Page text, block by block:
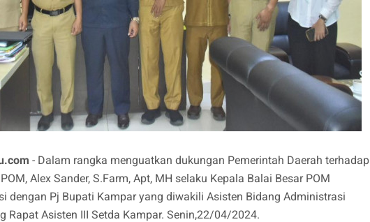
- Dalam rangka menguatkan dukungan Pemerintah Daerah terhadap
Alex Sander, S.Farm, Apt, MH selaku Kepala Balai Besar POM
dengan Pj Bupati Kampar yang diwakili Asisten Bidang Administrasi
Rapat Asisten III Setda Kampar. Senin,22/04/2024.